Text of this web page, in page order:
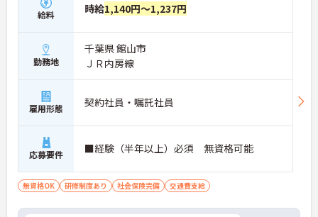
給料 時給1,140円～1,237円
勤務地
千葉県 館山市
ＪＲ内房線
雇用形態 契約社員・嘱託社員
応募要件 ■経験（半年以上）必須 無資格可能
無資格OK 研修制度あり 社会保険完備 交通費支給